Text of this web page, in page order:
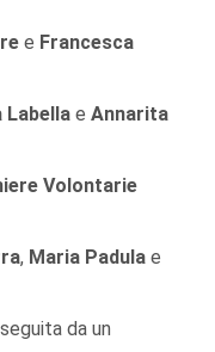
e Francesca
Labella e Annarita
Volontarie
, Maria Padula e
da un